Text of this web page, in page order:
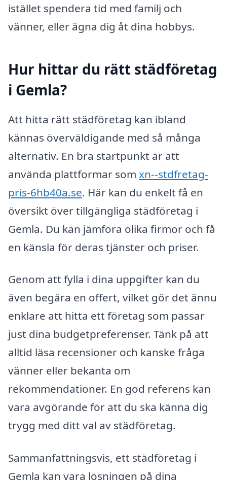
istället spendera tid med familj och
vänner, eller ägna dig åt dina hobbys.
Hur hittar du rätt städföretag
i Gemla?
Att hitta rätt städföretag kan ibland
kännas överväldigande med så många
alternativ. En bra startpunkt är att
använda plattformar som xn--stdfretag-
pris-6hb40a.se. Här kan du enkelt få en
översikt över tillgängliga städföretag i
Gemla. Du kan jämföra olika firmor och få
en känsla för deras tjänster och priser.
Genom att fylla i dina uppgifter kan du
även begära en offert, vilket gör det ännu
enklare att hitta ett företag som passar
just dina budgetpreferenser. Tänk på att
alltid läsa recensioner och kanske fråga
vänner eller bekanta om
rekommendationer. En god referens kan
vara avgörande för att du ska känna dig
trygg med ditt val av städföretag.
Sammanfattningsvis, ett städföretag i
Gemla kan vara lösningen på dina